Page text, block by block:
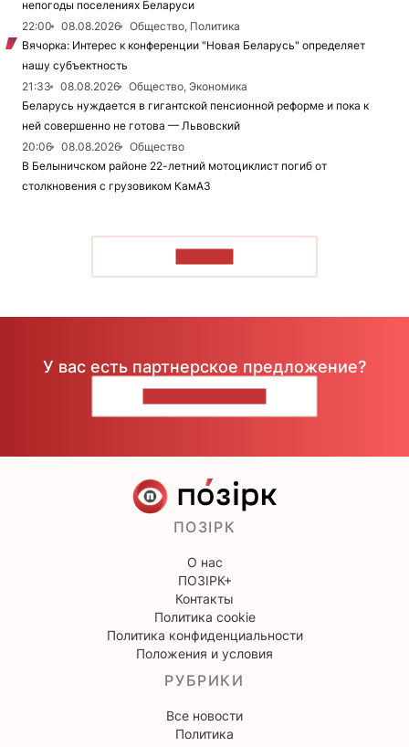
непогоды поселениях Беларуси
22:00
08.08.2026
Общество, Политика
Вячорка: Интерес к конференции "Новая Беларусь" определяет
нашу субъектность
21:33
08.08.2026
Общество, Экономика
Беларусь нуждается в гигантской пенсионной реформе и пока к
ней совершенно не готова — Львовский
20:06
08.08.2026
Общество
В Белыничском районе 22-летний мотоциклист погиб от
столкновения с грузовиком КамАЗ
У вас есть партнерское предложение?
ПОЗІРК
О нас
ПОЗІРК+
Контакты
Политика cookie
Политика конфиденциальности
Положения и условия
РУБРИКИ
Все новости
Политика